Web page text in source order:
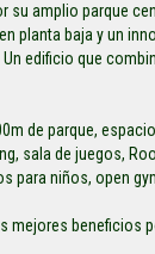
su amplio parque
planta baja y un
edificio que
de parque,
sala de juegos,
para niños, open
mejores beneficios